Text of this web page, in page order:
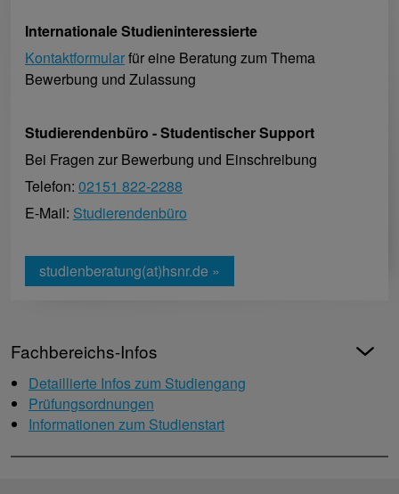
Internationale Studieninteressierte
Kontaktformularfür eine Beratung zum Thema
Bewerbung und Zulassung
Studierendenbüro - Studentischer Support
Bei Fragen zur Bewerbung und Einschreibung
Telefon: 02151 822-2288
E-Mail: Studierendenbüro
studienberatung(at)hsnr.de »
Fachbereichs-Infos
Detaillierte Infos zum Studiengang
Prüfungsordnungen
Informationen zum Studienstart